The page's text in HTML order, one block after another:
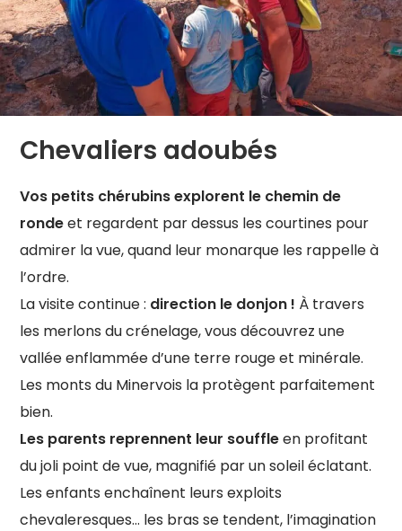
Chevaliers adoubés
Vos petits chérubins explorent le chemin de
rondeet regardent par dessus les courtines pour
admirer la vue, quand leur monarque les rappelle à
l’ordre.
La visite continue : direction le donjon ! À travers
les merlons du crénelage, vous découvrez une
vallée enflammée d’une terre rouge et minérale.
Les monts du Minervois la protègent parfaitement
bien.
Les parents reprennent leur souffleen profitant
du joli point de vue, magnifié par un soleil éclatant.
Les enfants enchaînent leurs exploits
chevaleresques… les bras se tendent, l’imagination